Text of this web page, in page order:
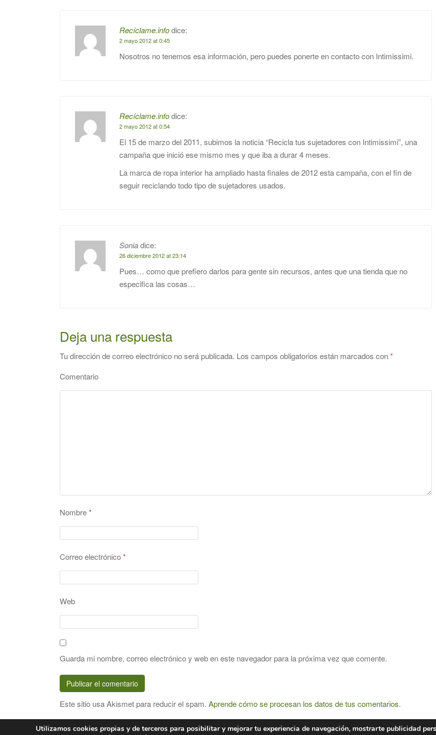
Recíclame.infodice:
2 mayo 2012 at 0:45
Nosotros no tenemos esa información, pero puedes ponerte en contacto con Intimissimi.
Recíclame.infodice:
2 mayo 2012 at 0:54
El 15 de marzo del 2011, subimos la noticia “Recicla tus sujetadores con Intimissimi”, una
campaña que inició ese mismo mes y que iba a durar 4 meses.
La marca de ropa interior ha ampliado hasta finales de 2012 esta campaña, con el fin de
seguir reciclando todo tipo de sujetadores usados.
Soniadice:
26 diciembre 2012 at 23:14
Pues… como que prefiero darlos para gente sin recursos, antes que una tienda que no
especifica las cosas…
Deja una respuesta
Tu dirección de correo electrónico no será publicada. Los campos obligatorios están marcados con*
Comentario
Nombre*
Correo electrónico*
Web
Guarda mi nombre, correo electrónico y web en este navegador para la próxima vez que comente.
Este sitio usa Akismet para reducir el spam. Aprende cómo se procesan los datos de tus comentarios.
Utilizamos cookies propias y de terceros para posibilitar y mejorar tu experiencia de navegación, mostrarte publicidad